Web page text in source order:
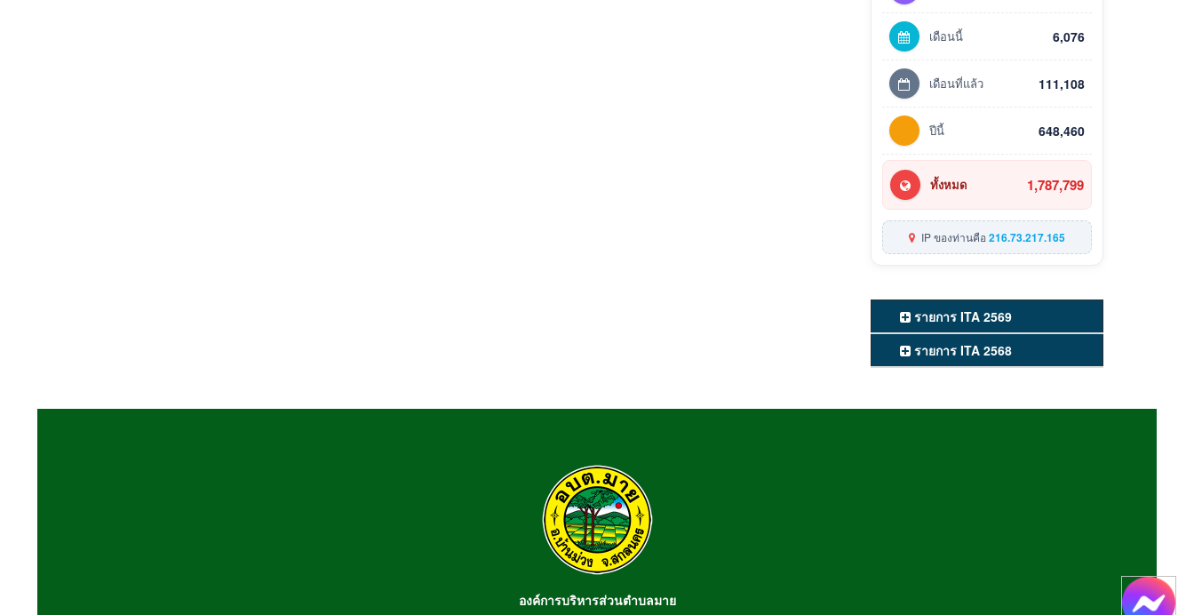
เดือนนี้ 6,076
เดือนที่แล้ว 111,108
ปีนี้ 648,460
ทั้งหมด 1,787,799
IP ของท่านคือ216.73.217.165
รายการ ITA 2569
รายการ ITA 2568
องค์การบริหารส่วนตำบลมาย